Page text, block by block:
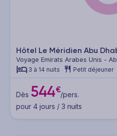
Hôtel Le Méridien Abu
Voyage Emirats Arabes Unis -
3 à 14 nuits Petit déjeuner
Dès 544€/pers.
pour 4 jours / 3 nuits